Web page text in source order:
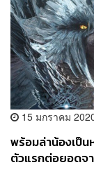
15 มกราคม
พร้อมล่าน้องเป็น
ตัวแรกต่อยอดจ